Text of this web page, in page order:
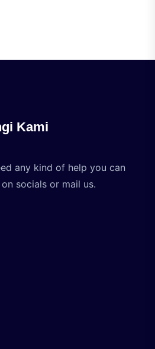
Kami
any kind of help you can
socials or mail us.